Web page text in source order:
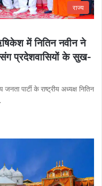
राज्य
में नितिन नवीन ने
संग प्रदेशवासियों के सुख-
पार्टी के राष्ट्रीय अध्यक्ष नितिन